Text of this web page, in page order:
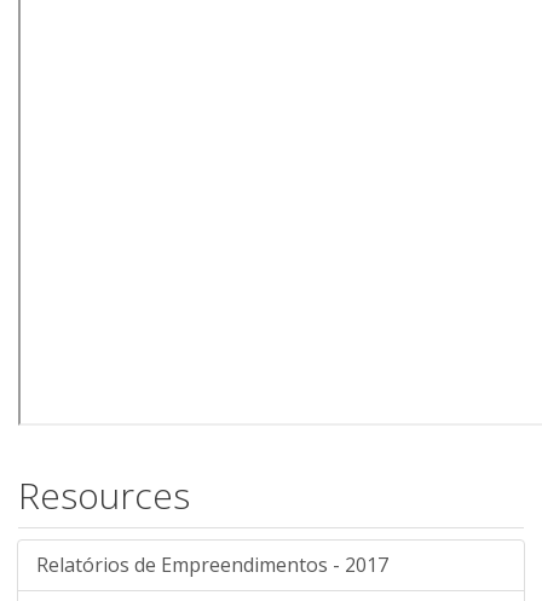
Resources
Relatórios de Empreendimentos - 2017